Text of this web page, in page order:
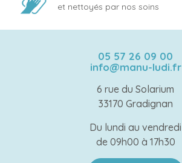
et nettoyés par nos soins
05 57 26 09 00
info@manu-ludi.fr
6 rue du Solarium
33170 Gradignan
Du lundi au vendredi
de 09h00 à 17h30